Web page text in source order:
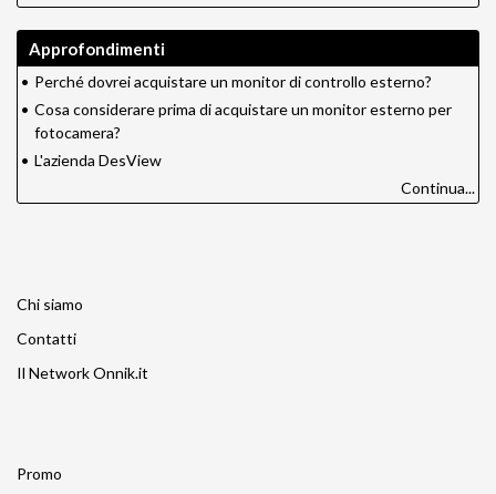
Approfondimenti
• Perché dovrei acquistare un monitor di controllo esterno?
• Cosa considerare prima di acquistare un monitor esterno per
fotocamera?
• L'azienda DesView
Continua...
Chi siamo
Contatti
Il Network Onnik.it
Promo